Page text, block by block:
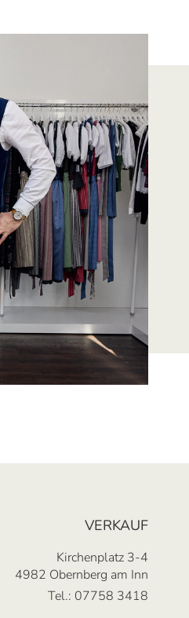
VERKAUF
Kirchenplatz 3-4
4982 Obernberg am Inn
Tel.: 07758 3418